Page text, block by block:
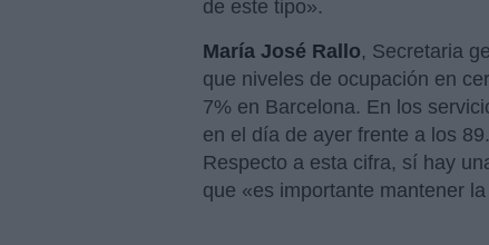
de este tipo».
María José Rallo, Secretaria
que niveles de ocupación en
7% en Barcelona. En los
en el día de ayer frente a los
Respecto a esta cifra, sí hay
que «es importante mantener